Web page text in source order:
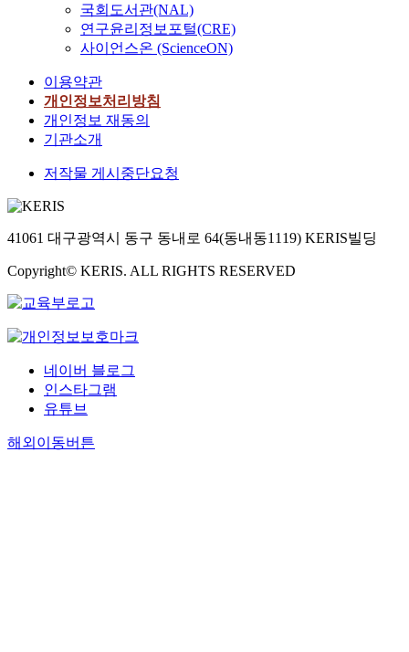
국회도서관(NAL)
연구윤리정보포털(CRE)
사이언스온 (ScienceON)
이용약관
개인정보처리방침
개인정보 재동의
기관소개
저작물 게시중단요청
41061 대구광역시 동구 동내로 64(동내동1119) KERIS빌딩
Copyright© KERIS. ALL RIGHTS RESERVED
네이버 블로그
인스타그램
유튜브
해외이동버튼